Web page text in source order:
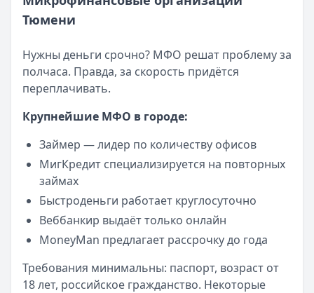
Тюмени
Нужны деньги срочно? МФО решат проблему за
полчаса. Правда, за скорость придётся
переплачивать.
Крупнейшие МФО в городе:
Займер — лидер по количеству офисов
МигКредит специализируется на повторных
займах
Быстроденьги работает круглосуточно
Веббанкир выдаёт только онлайн
MoneyMan предлагает рассрочку до года
Требования минимальны: паспорт, возраст от
18 лет, российское гражданство. Некоторые